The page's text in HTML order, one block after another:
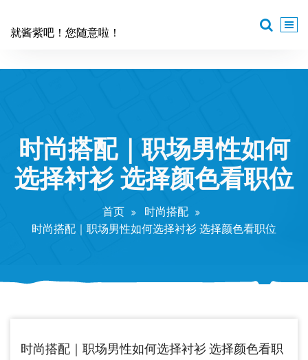
就酱紫吧！您随意啦！
时尚搭配｜职场男性如何
选择衬衫 选择颜色看职位
首页
时尚搭配
时尚搭配｜职场男性如何选择衬衫 选择颜色看职位
时尚搭配｜职场男性如何选择衬衫 选择颜色看职